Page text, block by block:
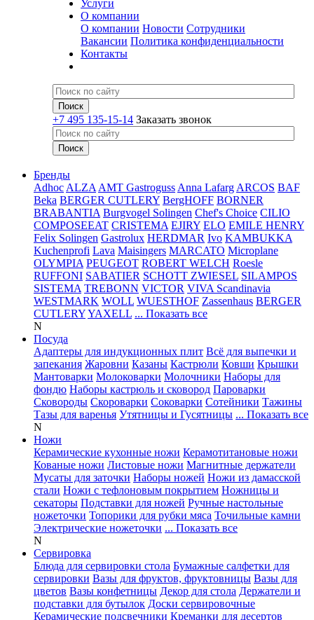
Услуги
О компании
О компании Новости Сотрудники
Вакансии Политика конфиденциальности
Контакты
+7 495 135-15-14 Заказать звонок
Бренды
Adhoc ALZA AMT Gastroguss Anna Lafarg ARCOS BAF
Beka BERGER CUTLERY BergHOFF BORNER
BRABANTIA Burgvogel Solingen Chef's Choice CILIO
COMPOSEEAT CRISTEMA EJIRY ELO EMILE HENRY
Felix Solingen Gastrolux HERDMAR Ivo KAMBUKKA
Kuchenprofi Lava Maisingers MARCATO Microplane
OLYMPIA PEUGEOT ROBERT WELCH Roesle
RUFFONI SABATIER SCHOTT ZWIESEL SILAMPOS
SISTEMA TREBONN VICTOR VIVA Scandinavia
WESTMARK WOLL WUESTHOF Zassenhaus BERGER
CUTLERYYAXELL ... Показать все
N
Посуда
Адаптеры для индукционных плит Всё для выпечки и
запекания Жаровни Казаны Кастрюли Ковши Крышки
Мантоварки Молоковарки Молочники Наборы для
фондю Наборы кастрюль и сковород Пароварки
Сковороды Скороварки Соковарки Сотейники Тажины
Тазы для варенья Утятницы и Гусятницы ... Показать все
N
Ножи
Керамические кухонные ножи Керамотитановые ножи
Кованые ножи Листовые ножи Магнитные держатели
Мусаты для заточки Наборы ножей Ножи из дамасской
стали Ножи с тефлоновым покрытием Ножницы и
секаторы Подставки для ножей Ручные настольные
ножеточки Топорики для рубки мяса Точильные камни
Электрические ножеточки ... Показать все
N
Сервировка
Блюда для сервировки стола Бумажные салфетки для
сервировки Вазы для фруктов, фруктовницы Вазы для
цветов Вазы конфетницы Декор для стола Держатели и
подставки для бутылок Доски сервировочные
Керамические подсвечники Креманки для десертов